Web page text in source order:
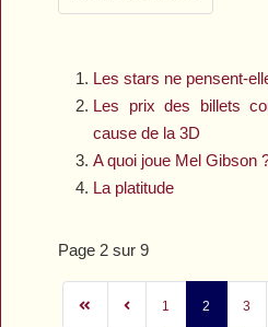
Les stars ne pensent-
Les prix des billets
cause de la 3D
A quoi joue Mel Gibson
La platitude
Page 2 sur 9
1 2 3